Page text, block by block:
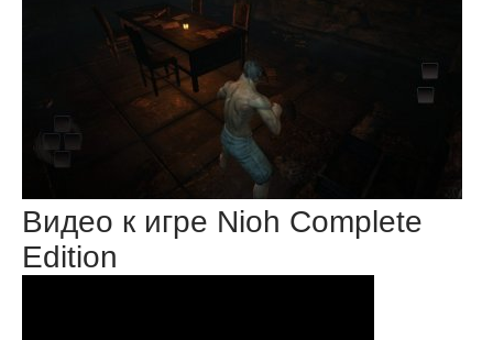
Видео к игре Nioh Complete
Edition